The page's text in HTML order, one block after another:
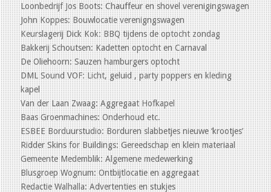
Loonbedrijf Jos Boots: Chauffeur en shovel verenigingswagen
John Koppes: Bouwlocatie verenigngswagen
Keurslagerij Dick Kok: BBQ tijdens de optocht zondag
Bakkerij Schoutsen: Kadetten optocht en Carnaval
De Oliehoorn: Sauzen hamburgers optocht
DML Sound VOF: Licht, geluid , party poppers en kleding
kapel
Van der Laan Zwaag: Aggregaat Hofkapel
Baas Groenmachines: Onderhoud etc.
ESBEE Borduurstudio: Borduren slabbetjes nieuwe ‘krootjes’
Ridder Skins for Buildings: Gereedschap en klein materiaal
Gemeente Medemblik: Algemene medewerking
Blusgroep Wognum: Ontbijtlocatie en aggregaat
Redactie Walhalla: Advertenties en stukjes